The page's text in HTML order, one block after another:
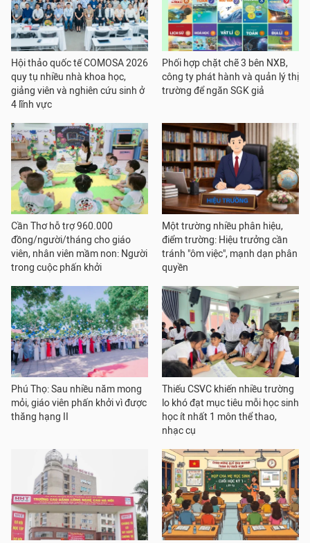
Hội thảo quốc tế COMOSA 2026
quy tụ nhiều nhà khoa học,
giảng viên và nghiên cứu sinh ở
4 lĩnh vực
Phối hợp chặt chẽ 3 bên NXB,
công ty phát hành và quản lý thị
trường để ngăn SGK giả
Cần Thơ hỗ trợ 960.000
đồng/người/tháng cho giáo
viên, nhân viên mầm non: Người
trong cuộc phấn khởi
Một trường nhiều phân hiệu,
điểm trường: Hiệu trưởng cần
tránh "ôm việc", mạnh dạn phân
quyền
Phú Thọ: Sau nhiều năm mong
mỏi, giáo viên phấn khởi vì được
thăng hạng II
Thiếu CSVC khiến nhiều trường
lo khó đạt mục tiêu mỗi học sinh
học ít nhất 1 môn thể thao,
nhạc cụ